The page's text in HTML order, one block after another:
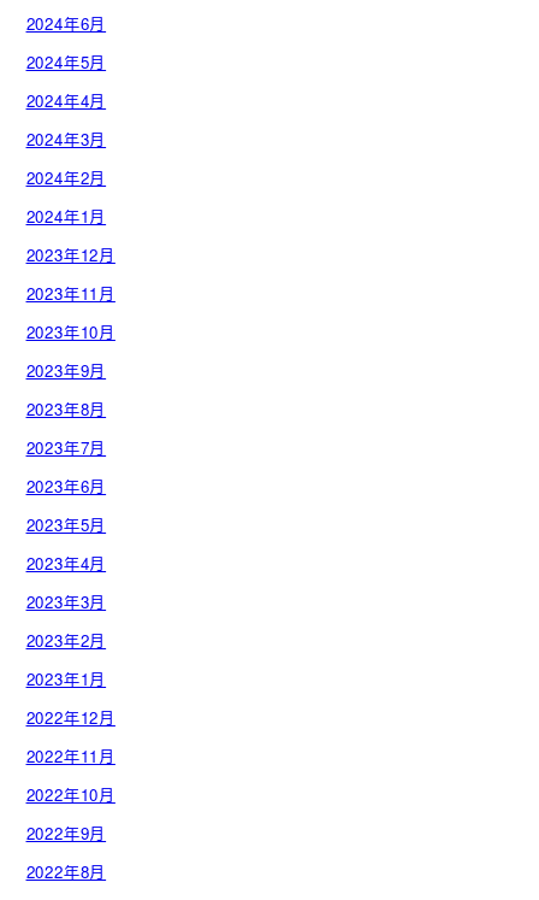
2024年6月
2024年5月
2024年4月
2024年3月
2024年2月
2024年1月
2023年12月
2023年11月
2023年10月
2023年9月
2023年8月
2023年7月
2023年6月
2023年5月
2023年4月
2023年3月
2023年2月
2023年1月
2022年12月
2022年11月
2022年10月
2022年9月
2022年8月